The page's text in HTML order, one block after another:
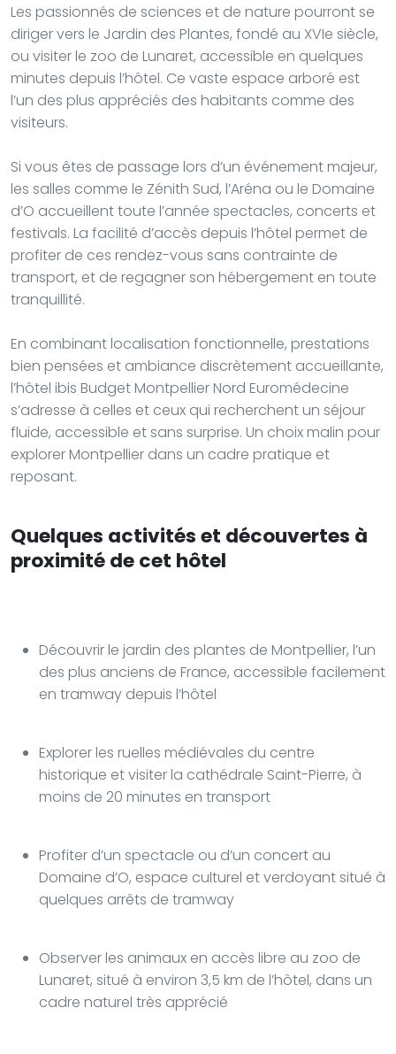
Les passionnés de sciences et de nature pourront se
diriger vers le Jardin des Plantes, fondé au XVIe siècle,
ou visiter le zoo de Lunaret, accessible en quelques
minutes depuis l’hôtel. Ce vaste espace arboré est
l’un des plus appréciés des habitants comme des
visiteurs.
Si vous êtes de passage lors d’un événement majeur,
les salles comme le Zénith Sud, l’Aréna ou le Domaine
d’O accueillent toute l’année spectacles, concerts et
festivals. La facilité d’accès depuis l’hôtel permet de
profiter de ces rendez-vous sans contrainte de
transport, et de regagner son hébergement en toute
tranquillité.
En combinant localisation fonctionnelle, prestations
bien pensées et ambiance discrètement accueillante,
l’hôtel ibis Budget Montpellier Nord Euromédecine
s’adresse à celles et ceux qui recherchent un séjour
fluide, accessible et sans surprise. Un choix malin pour
explorer Montpellier dans un cadre pratique et
reposant.
Quelques activités et découvertes à
proximité de cet hôtel
Découvrir le jardin des plantes de Montpellier, l’un
des plus anciens de France, accessible facilement
en tramway depuis l’hôtel
Explorer les ruelles médiévales du centre
historique et visiter la cathédrale Saint-Pierre, à
moins de 20 minutes en transport
Profiter d’un spectacle ou d’un concert au
Domaine d’O, espace culturel et verdoyant situé à
quelques arrêts de tramway
Observer les animaux en accès libre au zoo de
Lunaret, situé à environ 3,5 km de l’hôtel, dans un
cadre naturel très apprécié